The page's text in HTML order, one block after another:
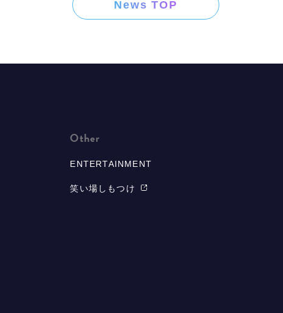
News TOP
Other
ENTERTAINMENT
笑い場しもつけ